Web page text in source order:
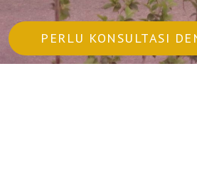
PERLU KONSULTASI